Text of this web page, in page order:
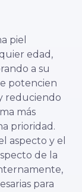
piel
edad,
a su
potencien
reduciendo
más
prioridad.
aspecto y el
de la
para